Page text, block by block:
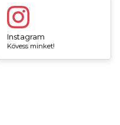
Instagram
Kövess minket!